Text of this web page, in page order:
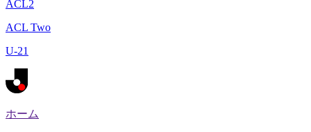
ACL2
ACL Two
U-21
ホーム